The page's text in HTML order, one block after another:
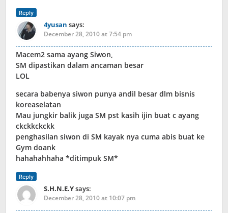
Reply
4yusan says:
December 28, 2010 at 7:54 pm
Macem2 sama ayang Siwon,
SM dipastikan dalam ancaman besar
LOL
secara babenya siwon punya andil besar dlm bisnis
koreaselatan
Mau jungkir balik juga SM pst kasih ijin buat c ayang
ckckkckckk
penghasilan siwon di SM kayak nya cuma abis buat ke
Gym doank
hahahahhaha *ditimpuk SM*
Reply
S.H.N.E.Ysays:
December 28, 2010 at 10:07 pm